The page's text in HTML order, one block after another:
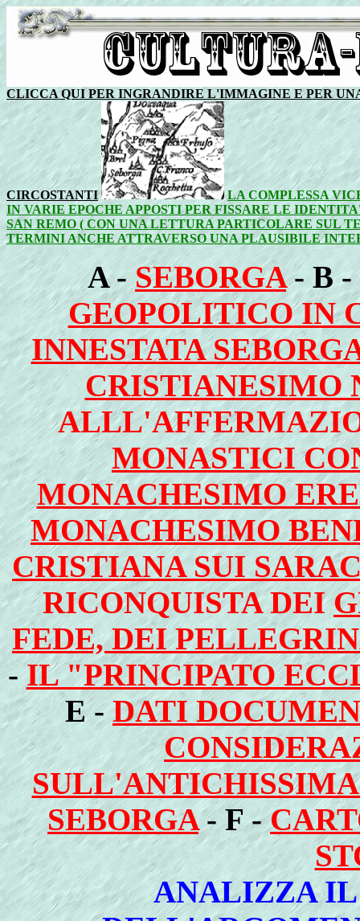
CLICCA QUI PER INGRANDIRE L'IMMAGINE E PER
CIRCOSTANTI
LA COMPLESSA
IN VARIE EPOCHE APPOSTI PER FISSARE LE
SAN REMO ( CON UNA LETTURA PARTICOLARE SUL
TERMINI ANCHE ATTRAVERSO UNA PLAUSIBILE
A - SEBORGA - B -
GEOPOLITICO IN
INNESTATA
CRISTIANESIMO
MONASTICI
MONACHESIMO
MONACHESIMO
CRISTIANA SUI
RICONQUISTA DEI
FEDE, DEI
-IL "PRINCIPATO
E -DATI
SEBORGA - F -
ANALIZZA IL